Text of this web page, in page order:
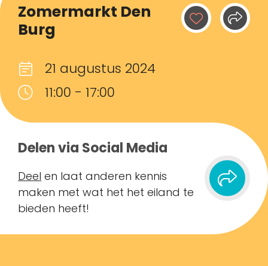
Zomermarkt Den
Burg
21 augustus 2024
11:00 - 17:00
Delen via Social Media
Deel en laat anderen kennis
maken met wat het het eiland te
bieden heeft!